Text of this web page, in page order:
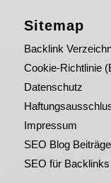
Sitemap
Backlink
Cookie-Richtlinie
Datenschutz
Impressum
SEO Blog Beiträge
SEO für Backlinks